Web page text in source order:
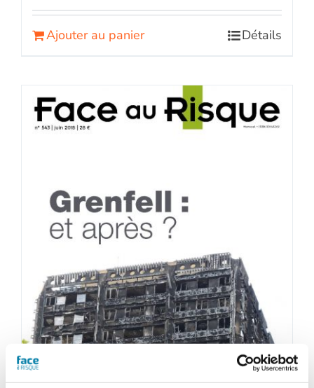
Ajouter au panier Détails